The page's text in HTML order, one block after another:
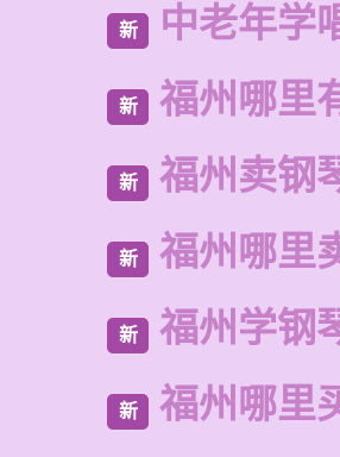
新 中老年学
新 福州哪里
新 福州卖钢
新 福州哪里
新 福州学钢
新 福州哪里